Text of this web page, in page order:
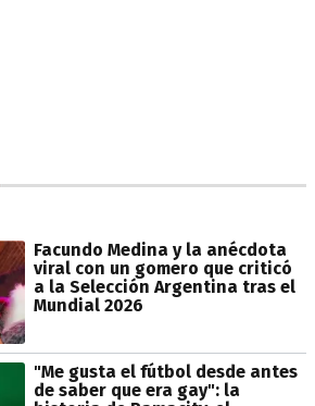
Facundo Medina y la anécdota
viral con un gomero que criticó
a la Selección Argentina tras el
Mundial 2026
"Me gusta el fútbol desde antes
de saber que era gay": la